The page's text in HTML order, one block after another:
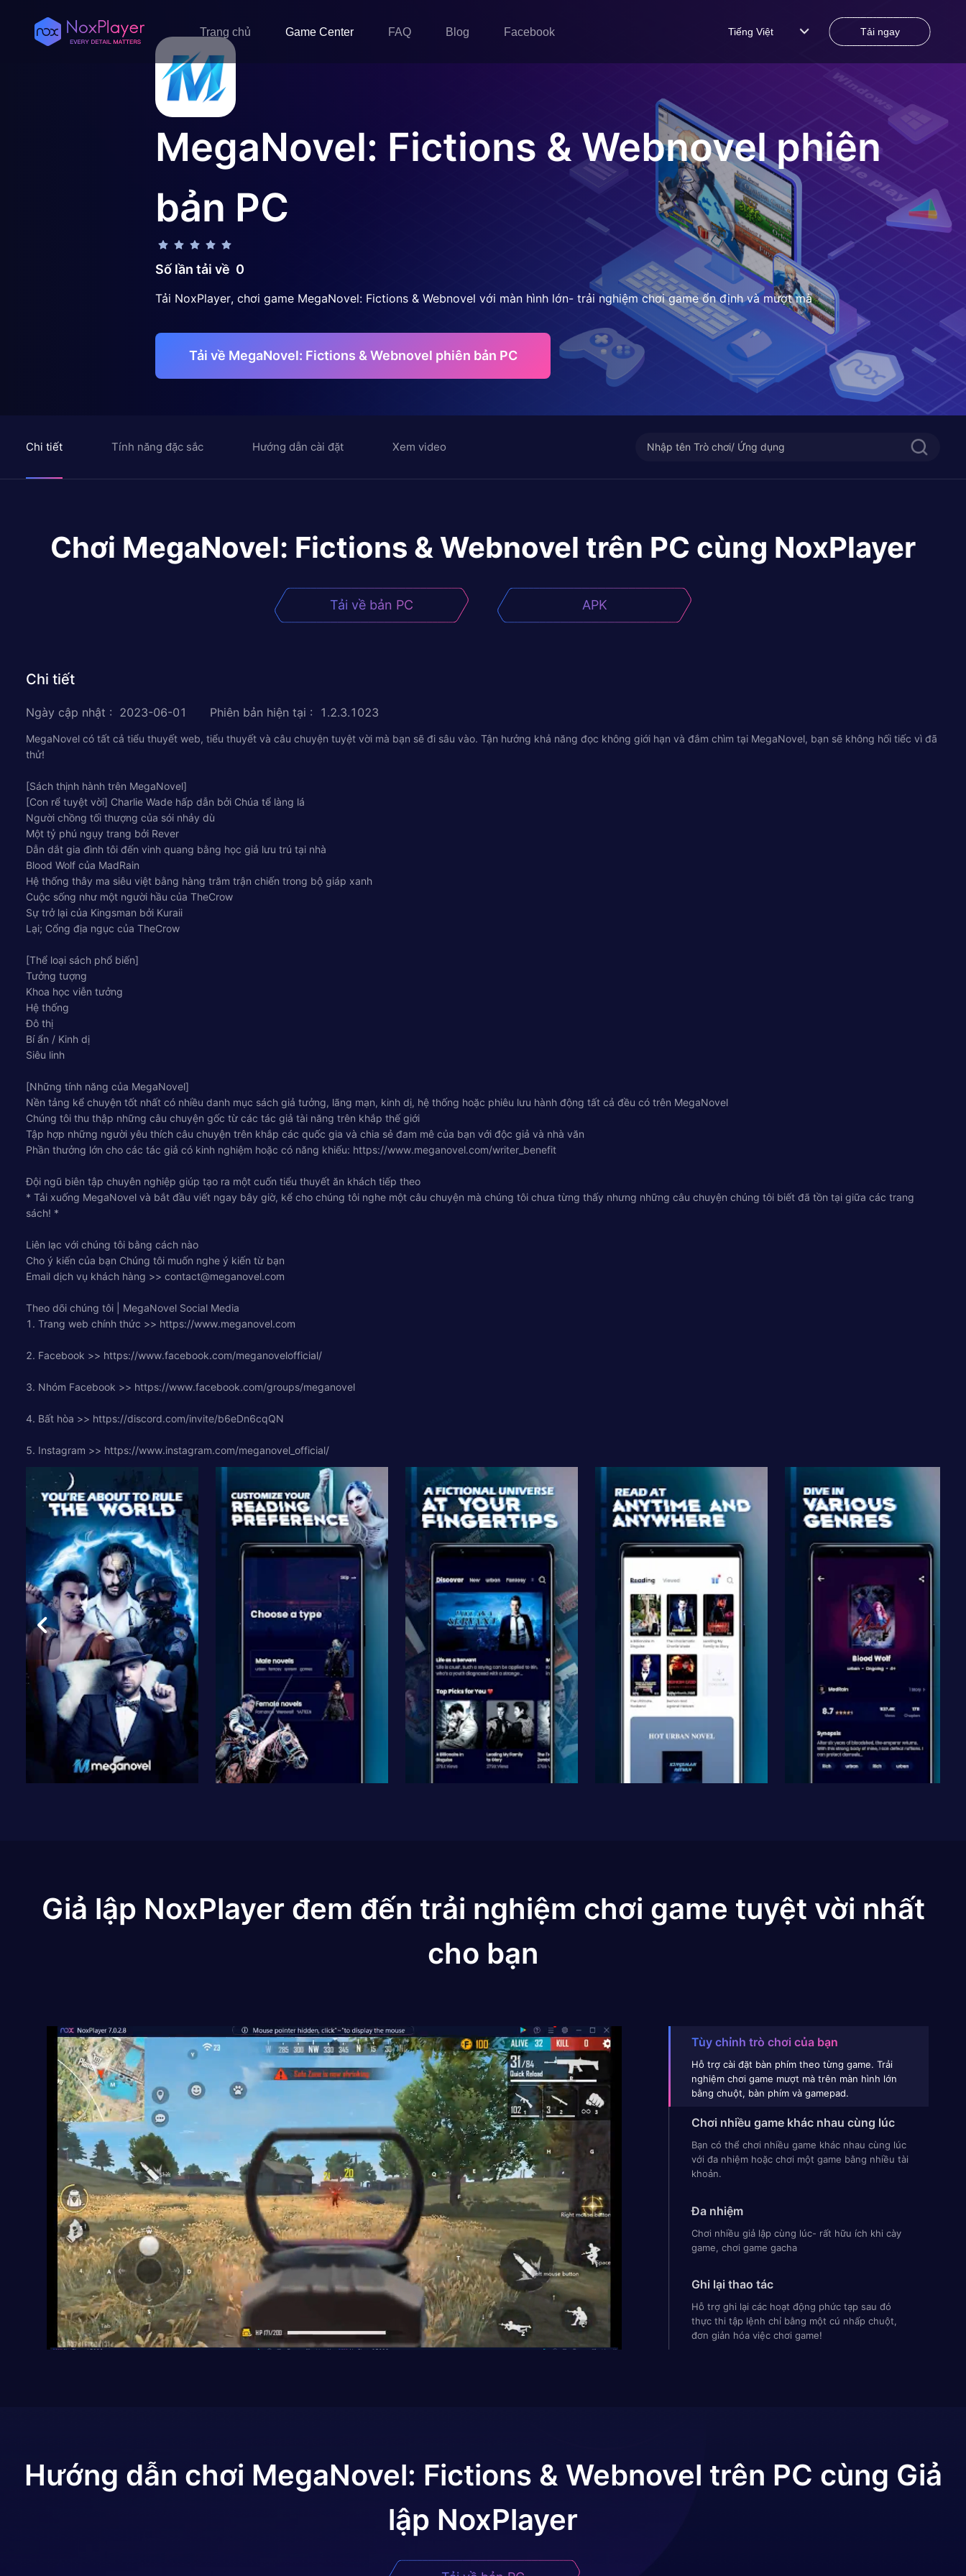
Trang chủ Game Center FAQ Blog Facebook Tiếng Việt Tải ngay
MegaNovel: Fictions & Webnovelphiên
bản PC
Số lần tải về 0
Tải NoxPlayer, chơi game MegaNovel: Fictions & Webnovel với màn hình lớn- trải nghiệm chơi game ổn định và mượt mà
Tải về MegaNovel: Fictions & Webnovel phiên bản PC
Chi tiết Tính năng đặc sắc Hướng dẫn cài đặt Xem video
Chơi MegaNovel: Fictions & Webnovel trên PC cùng NoxPlayer
Tải về bản PC APK
Chi tiết
Ngày cập nhật : 2023-06-01 Phiên bản hiện tại : 1.2.3.1023
MegaNovel có tất cả tiểu thuyết web, tiểu thuyết và câu chuyện tuyệt vời mà bạn sẽ đi sâu vào. Tận hưởng khả năng đọc không giới hạn và đắm chìm tại MegaNovel, bạn sẽ không hối tiếc vì đã
thử!
[Sách thịnh hành trên MegaNovel]
[Con rể tuyệt vời] Charlie Wade hấp dẫn bởi Chúa tể làng lá
Người chồng tối thượng của sói nhảy dù
Một tỷ phú ngụy trang bởi Rever
Dẫn dắt gia đình tôi đến vinh quang bằng học giả lưu trú tại nhà
Blood Wolf của MadRain
Hệ thống thây ma siêu việt bằng hàng trăm trận chiến trong bộ giáp xanh
Cuộc sống như một người hầu của TheCrow
Sự trở lại của Kingsman bởi Kuraii
Lại; Cổng địa ngục của TheCrow
[Thể loại sách phổ biến]
Tưởng tượng
Khoa học viễn tưởng
Hệ thống
Đô thị
Bí ẩn / Kinh dị
Siêu linh
[Những tính năng của MegaNovel]
Nền tảng kể chuyện tốt nhất có nhiều danh mục sách giả tưởng, lãng mạn, kinh dị, hệ thống hoặc phiêu lưu hành động tất cả đều có trên MegaNovel
Chúng tôi thu thập những câu chuyện gốc từ các tác giả tài năng trên khắp thế giới
Tập hợp những người yêu thích câu chuyện trên khắp các quốc gia và chia sẻ đam mê của bạn với độc giả và nhà văn
Phần thưởng lớn cho các tác giả có kinh nghiệm hoặc có năng khiếu: https://www.meganovel.com/writer_benefit
Đội ngũ biên tập chuyên nghiệp giúp tạo ra một cuốn tiểu thuyết ăn khách tiếp theo
* Tải xuống MegaNovel và bắt đầu viết ngay bây giờ, kể cho chúng tôi nghe một câu chuyện mà chúng tôi chưa từng thấy nhưng những câu chuyện chúng tôi biết đã tồn tại giữa các trang
sách! *
Liên lạc với chúng tôi bằng cách nào
Cho ý kiến ​​của bạn Chúng tôi muốn nghe ý kiến ​​từ bạn
Email dịch vụ khách hàng >> contact@meganovel.com
Theo dõi chúng tôi | MegaNovel Social Media
1. Trang web chính thức >> https://www.meganovel.com
2. Facebook >> https://www.facebook.com/meganovelofficial/
3. Nhóm Facebook >> https://www.facebook.com/groups/meganovel
4. Bất hòa >> https://discord.com/invite/b6eDn6cqQN
5. Instagram >> https://www.instagram.com/meganovel_official/
Giả lập NoxPlayer đem đến trải nghiệm chơi game tuyệt vời nhất
cho bạn
Tùy chỉnh trò chơi của bạn
Hỗ trợ cài đặt bàn phím theo từng game. Trải
nghiệm chơi game mượt mà trên màn hình lớn
bằng chuột, bàn phím và gamepad.
Chơi nhiều game khác nhau cùng lúc
Bạn có thể chơi nhiều game khác nhau cùng lúc
với đa nhiệm hoặc chơi một game bằng nhiều tài
khoản.
Đa nhiệm
Chơi nhiều giả lập cùng lúc- rất hữu ích khi cày
game, chơi game gacha
Ghi lại thao tác
Hỗ trợ ghi lại các hoạt động phức tạp sau đó
thực thi tập lệnh chỉ bằng một cú nhấp chuột,
đơn giản hóa việc chơi game!
Hướng dẫn chơi MegaNovel: Fictions & Webnovel trên PC cùng Giả
lập NoxPlayer